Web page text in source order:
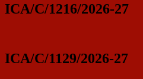
ICA/C/1216/2026-27
ICA/C/1129/2026-27